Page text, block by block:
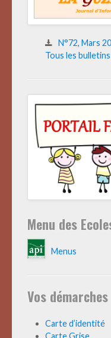
N°72, Mars
Tous les bulletins
Menu des
Menus
Vos démarches
Carte d’identité